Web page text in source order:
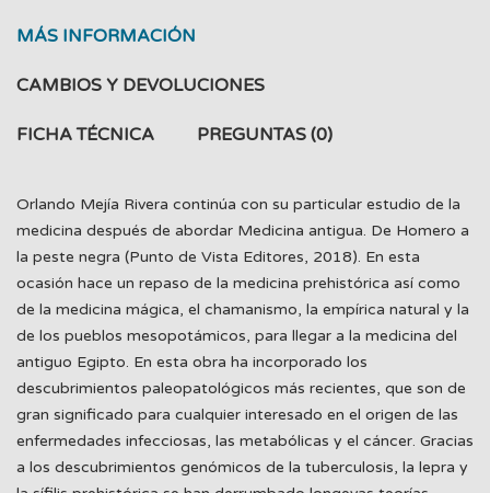
MÁS INFORMACIÓN
CAMBIOS Y DEVOLUCIONES
FICHA TÉCNICA PREGUNTAS (0)
Orlando Mejía Rivera continúa con su particular estudio de la
medicina después de abordar Medicina antigua. De Homero a
la peste negra (Punto de Vista Editores, 2018). En esta
ocasión hace un repaso de la medicina prehistórica así como
de la medicina mágica, el chamanismo, la empírica natural y la
de los pueblos mesopotámicos, para llegar a la medicina del
antiguo Egipto. En esta obra ha incorporado los
descubrimientos paleopatológicos más recientes, que son de
gran significado para cualquier interesado en el origen de las
enfermedades infecciosas, las metabólicas y el cáncer. Gracias
a los descubrimientos genómicos de la tuberculosis, la lepra y